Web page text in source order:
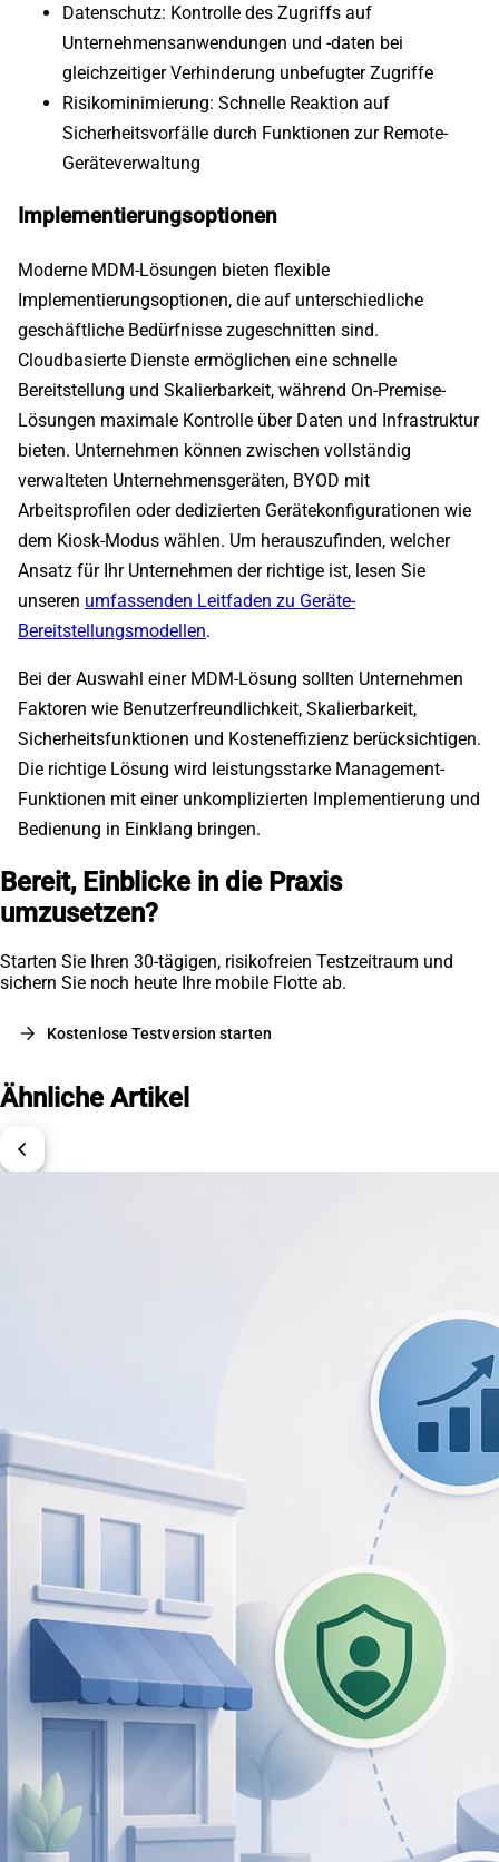
Datenschutz: Kontrolle des Zugriffs auf
Unternehmensanwendungen und -daten bei
gleichzeitiger Verhinderung unbefugter Zugriffe
Risikominimierung: Schnelle Reaktion auf
Sicherheitsvorfälle durch Funktionen zur Remote-
Geräteverwaltung
Implementierungsoptionen
Moderne MDM-Lösungen bieten flexible
Implementierungsoptionen, die auf unterschiedliche
geschäftliche Bedürfnisse zugeschnitten sind.
Cloudbasierte Dienste ermöglichen eine schnelle
Bereitstellung und Skalierbarkeit, während On-Premise-
Lösungen maximale Kontrolle über Daten und Infrastruktur
bieten. Unternehmen können zwischen vollständig
verwalteten Unternehmensgeräten, BYOD mit
Arbeitsprofilen oder dedizierten Gerätekonfigurationen wie
dem Kiosk-Modus wählen. Um herauszufinden, welcher
Ansatz für Ihr Unternehmen der richtige ist, lesen Sie
unseren umfassenden Leitfaden zu Geräte-
Bereitstellungsmodellen.
Bei der Auswahl einer MDM-Lösung sollten Unternehmen
Faktoren wie Benutzerfreundlichkeit, Skalierbarkeit,
Sicherheitsfunktionen und Kosteneffizienz berücksichtigen.
Die richtige Lösung wird leistungsstarke Management-
Funktionen mit einer unkomplizierten Implementierung und
Bedienung in Einklang bringen.
Bereit, Einblicke in die Praxis
umzusetzen?
Starten Sie Ihren 30-tägigen, risikofreien Testzeitraum und
sichern Sie noch heute Ihre mobile Flotte ab.
arrow_forward Kostenlose Testversion starten
Ähnliche Artikel
chevron_left